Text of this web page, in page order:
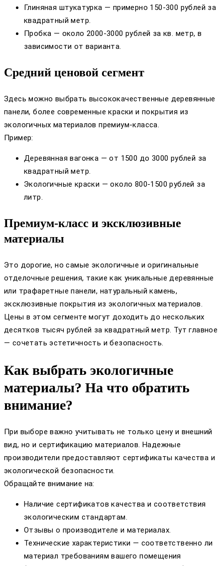
Глиняная штукатурка — примерно 150-300 рублей за
квадратный метр.
Пробка — около 2000-3000 рублей за кв. метр, в
зависимости от варианта.
Средний ценовой сегмент
Здесь можно выбрать высококачественные деревянные
панели, более современные краски и покрытия из
экологичных материалов премиум-класса.
Пример:
Деревянная вагонка — от 1500 до 3000 рублей за
квадратный метр.
Экологичные краски — около 800-1500 рублей за
литр.
Премиум-класс и эксклюзивные
материалы
Это дорогие, но самые экологичные и оригинальные
отделочные решения, такие как уникальные деревянные
или трафаретные панели, натуральный камень,
эксклюзивные покрытия из экологичных материалов.
Цены в этом сегменте могут доходить до нескольких
десятков тысяч рублей за квадратный метр. Тут главное
— сочетать эстетичность и безопасность.
Как выбрать экологичные
материалы? На что обратить
внимание?
При выборе важно учитывать не только цену и внешний
вид, но и сертификацию материалов. Надежные
производители предоставляют сертификаты качества и
экологической безопасности.
Обращайте внимание на:
Наличие сертификатов качества и соответствия
экологическим стандартам.
Отзывы о производителе и материалах.
Технические характеристики — соответственно ли
материал требованиям вашего помещения